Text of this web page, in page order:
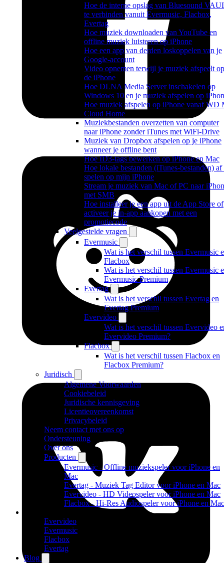
Hoe de interne opslag van Bluesound
te verbinden vanuit Evermusic, Flacbox,
Evertag
Hoe muziek downloaden van YouTube en
offline muziek luisteren op iPhone
Hoe een app van derden loskoppelen van je
Google-account
Video opnemen terwijl je muziek afspeelt op
de iPhone
Hoe DLNA Media Server inschakelen op
Windows 10 en je muziek afspelen op
Hoe muziek afspelen op iPhone vanaf WD
Cloud Home
Muziekbestanden overzetten van computer
naar iPhone zonder iTunes met WiFi-Drive
Muziek van Dropbox afspelen op je iPhone
wanneer je offline bent
Hoe ID3-tags bewerken op iPhone en Mac
Hoe lokale bestanden (iTunes-bestanden) af
spelen op mijn iPhone
Stream je muziek van Mac of PC naar
met SMB
Hoe installeer je een app uit de App Store of
activeer je in-app aankopen met een
promotiecode
Veelgestelde vragen
Evermusic
Wat is het verschil tussen Evermusic
Flacbox
Wat is het verschil tussen Evermusic
Evermusic Premium
Evertag
Wat is het verschil tussen Evertag en
Evertag Premium
Evervideo
Wat is het verschil tussen Evervideo
Evervideo Premium?
Flacbox
Wat is het verschil tussen Flacbox en
Flacbox Premium?
Juridisch
Algemene Voorwaarden
Cookiebeleid
Juridische kennisgeving
Licentieovereenkomst
Privacybeleid
Neem contact met ons op
Ondersteuning
Over ons
Producten
Evermusic - Offline muziekspeler voor iPhone en
Mac
Evertag - Muziek Tag Editor voor iPhone en Mac
Evervideo - HD Videospeler voor iPhone en Mac
Flacbox - Hi-Res Audiospeler voor iPhone en Mac
Evervideo
Evermusic
Flacbox
Evertag
Blog